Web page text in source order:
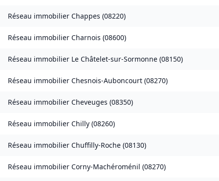
Réseau immobilier Chappes (08220)
Réseau immobilier Charnois (08600)
Réseau immobilier Le Châtelet-sur-Sormonne (08150)
Réseau immobilier Chesnois-Auboncourt (08270)
Réseau immobilier Cheveuges (08350)
Réseau immobilier Chilly (08260)
Réseau immobilier Chuffilly-Roche (08130)
Réseau immobilier Corny-Machéroménil (08270)